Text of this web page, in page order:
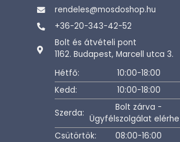
rendeles@mosdoshop.hu
+36-20-343-42-52
Bolt és átvételi pont
1162. Budapest, Marcell utca 3.
Hétfő:
10:00-18:00
Kedd:
10:00-18:00
Szerda:
Bolt zárva -
Ügyfélszolgálat
Csütörtök:
08:00-16:00